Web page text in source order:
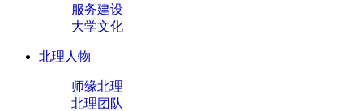
服务建设
大学文化
北理人物
师缘北理
北理团队